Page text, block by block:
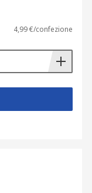
4,99 €/confezione